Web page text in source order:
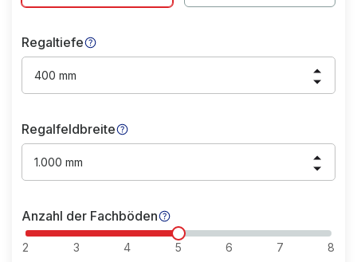
Regaltiefe
400 mm
Regalfeldbreite
1.000 mm
Anzahl der Fachböden
2 3 4 5 6 7 8